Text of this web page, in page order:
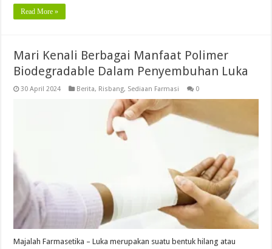
Read More »
Mari Kenali Berbagai Manfaat Polimer
Biodegradable Dalam Penyembuhan Luka
30 April 2024 Berita, Risbang, Sediaan Farmasi 0
Majalah Farmasetika – Luka merupakan suatu bentuk hilang atau